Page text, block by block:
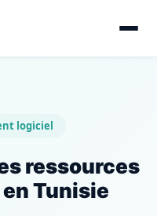
logiciel
ressources
Tunisie